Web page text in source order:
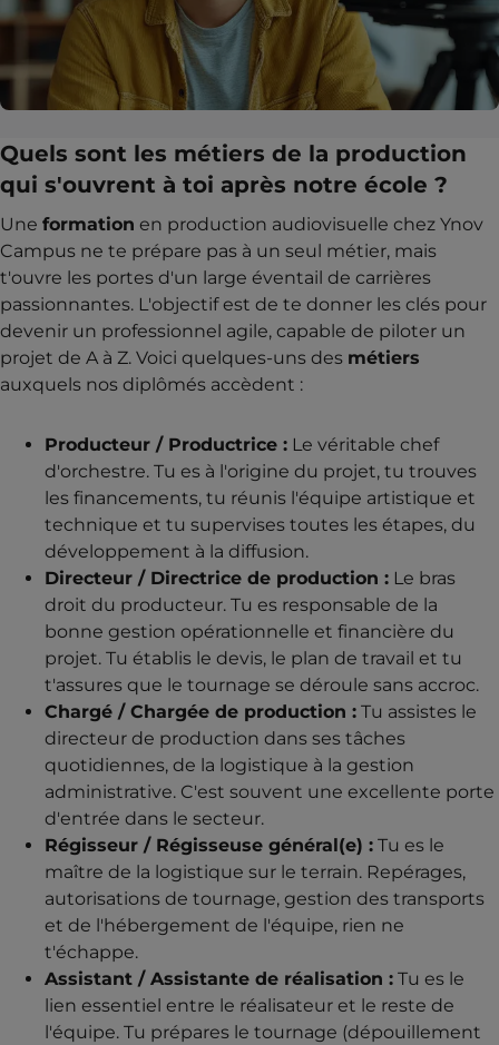
Quels sont les métiers de la production
qui s'ouvrent à toi après notre école ?
Une formation en production audiovisuelle chez Ynov
Campus ne te prépare pas à un seul métier, mais
t'ouvre les portes d'un large éventail de carrières
passionnantes. L'objectif est de te donner les clés pour
devenir un professionnel agile, capable de piloter un
projet de A à Z. Voici quelques-uns des métiers
auxquels nos diplômés accèdent :
Producteur / Productrice : Le véritable chef
d'orchestre. Tu es à l'origine du projet, tu trouves
les financements, tu réunis l'équipe artistique et
technique et tu supervises toutes les étapes, du
développement à la diffusion.
Directeur / Directrice de production : Le bras
droit du producteur. Tu es responsable de la
bonne gestion opérationnelle et financière du
projet. Tu établis le devis, le plan de travail et tu
t'assures que le tournage se déroule sans accroc.
Chargé / Chargée de production : Tu assistes le
directeur de production dans ses tâches
quotidiennes, de la logistique à la gestion
administrative. C'est souvent une excellente porte
d'entrée dans le secteur.
Régisseur / Régisseuse général(e) : Tu es le
maître de la logistique sur le terrain. Repérages,
autorisations de tournage, gestion des transports
et de l'hébergement de l'équipe, rien ne
t'échappe.
Assistant / Assistante de réalisation : Tu es le
lien essentiel entre le réalisateur et le reste de
l'équipe. Tu prépares le tournage (dépouillement